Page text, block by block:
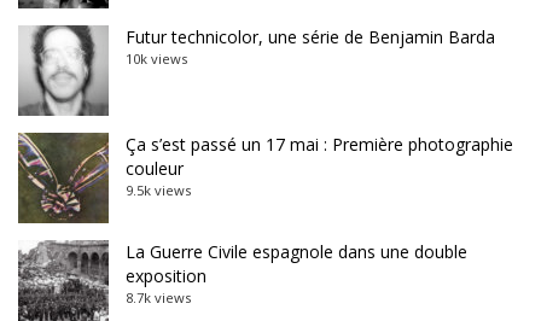
Futur technicolor, une série de Benjamin Barda
10k views
Ça s’est passé un 17 mai : Première photographie
couleur
9.5k views
La Guerre Civile espagnole dans une double
exposition
8.7k views